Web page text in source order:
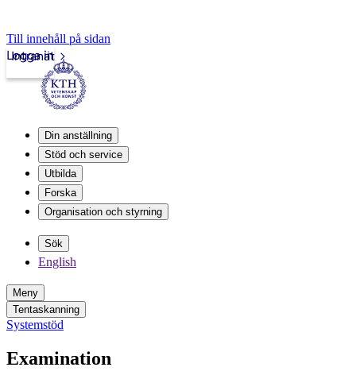
Till innehåll på sidan
Intranät
Logga in
Din anställning
Stöd och service
Utbilda
Forska
Organisation och styrning
Sök
English
Meny
Tentaskanning
Systemstöd
Examination